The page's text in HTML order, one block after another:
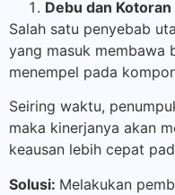
Debu dan
Salah satu penyebab
yang masuk membawa
menempel pada
Seiring waktu,
maka kinerjanya akan
keausan lebih cepat
Solusi: Melakukan